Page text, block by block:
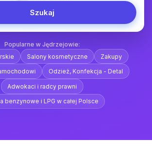
Szukaj
Popularne w Jędrzejowie:
Salony kosmetyczne Zakupy
Odzież, Konfekcja - Detal
Adwokaci i radcy prawni
benzynowe i LPG w całej Polsce